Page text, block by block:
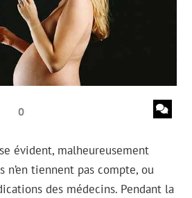
0
évident, malheureusement
n’en tiennent pas compte, ou
des médecins. Pendant la